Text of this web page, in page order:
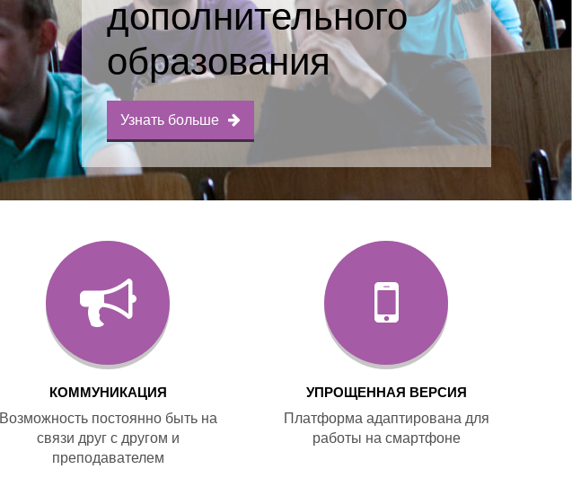
дополнительного
образования
Узнать больше
КОММУНИКАЦИЯ
Возможность постоянно быть на
связи друг с другом и
преподавателем
УПРОЩЕННАЯ ВЕРСИЯ
Платформа адаптирована для
работы на смартфоне